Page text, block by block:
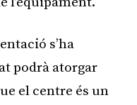
s’ha
podrà atorgar
el centre és un